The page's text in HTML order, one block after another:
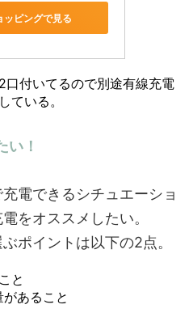
ピングで見る
口付いてるので別途有線充電
ている。
い！
電できるシチュエーショ
をオススメしたい。
ポイントは以下の2点。
と
があること